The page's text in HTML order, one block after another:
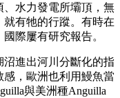
水力發電所壩頂，無
有牠的行蹤。有時在
際屢有研究報告。
進出河川分斷化的指
，歐洲也利用鰻魚當
與美洲種Anguilla